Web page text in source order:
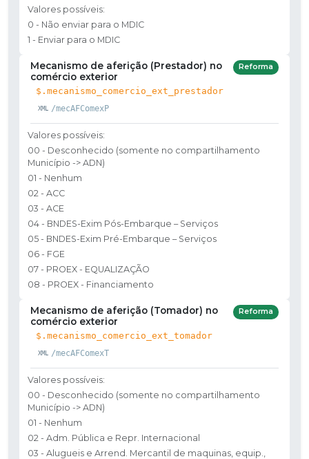
Valores possíveis:
0 - Não enviar para o MDIC
1 - Enviar para o MDIC
Mecanismo de aferição (Prestador) no
comércio exterior
$.mecanismo_comercio_ext_prestador
/mecAFComexP
Reforma
Valores possíveis:
00 - Desconhecido (somente no compartilhamento
Município -> ADN)
01 - Nenhum
02 - ACC
03 - ACE
04 - BNDES-Exim Pós-Embarque – Serviços
05 - BNDES-Exim Pré-Embarque – Serviços
06 - FGE
07 - PROEX - EQUALIZAÇÃO
08 - PROEX - Financiamento
Mecanismo de aferição (Tomador) no
comércio exterior
$.mecanismo_comercio_ext_tomador
/mecAFComexT
Reforma
Valores possíveis:
00 - Desconhecido (somente no compartilhamento
Município -> ADN)
01 - Nenhum
02 - Adm. Pública e Repr. Internacional
03 - Alugueis e Arrend. Mercantil de maquinas, equip.,